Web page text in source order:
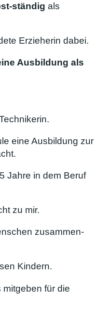
ständig als
Erzieherin dabei.
Ausbildung als
eine Ausbildung zur
Jahre in dem Beruf
zu mir.
zusammen-
Kindern.
für die